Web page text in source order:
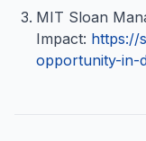
MIT Sloan
Impact: https://
opportunity-in-